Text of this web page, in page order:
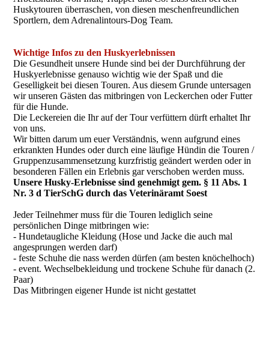
Huskytouren überraschen, von diesen meschenfreundlichen
Sportlern, dem Adrenalintours-Dog Team.
Wichtige Infos zu den Huskyerlebnissen
Die Gesundheit unsere Hunde sind bei der Durchführung der
Huskyerlebnisse genauso wichtig wie der Spaß und die
Geselligkeit bei diesen Touren. Aus diesem Grunde untersagen
wir unseren Gästen das mitbringen von Leckerchen oder Futter
für die Hunde.
Die Leckereien die Ihr auf der Tour verfüttern dürft erhaltet Ihr
von uns.
Wir bitten darum um euer Verständnis, wenn aufgrund eines
erkrankten Hundes oder durch eine läufige Hündin die Touren /
Gruppenzusammensetzung kurzfristig geändert werden oder in
besonderen Fällen ein Erlebnis gar verschoben werden muss.
Unsere Husky-Erlebnisse sind genehmigt gem. § 11 Abs. 1
Nr. 3 d TierSchG durch das Veterinäramt Soest
Jeder Teilnehmer muss für die Touren lediglich seine
persönlichen Dinge mitbringen wie:
- Hundetaugliche Kleidung (Hose und Jacke die auch mal
angesprungen werden darf)
- feste Schuhe die nass werden dürfen (am besten knöchelhoch)
- event. Wechselbekleidung und trockene Schuhe für danach (2.
Paar)
Das Mitbringen eigener Hunde ist nicht gestattet